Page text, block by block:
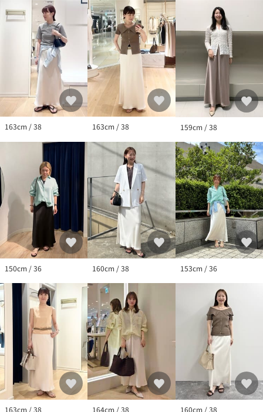
163cm / 38 163cm / 38 159cm / 38
150cm / 36 160cm / 38 153cm / 36
163cm / 38 164cm / 38 160cm / 38